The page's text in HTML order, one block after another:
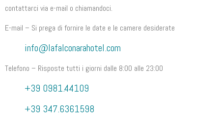
contattarci via e-mail o chiamandoci.
E-mail – Si prega di fornire le date e le camere desiderate
info@lafalconarahotel.com
Telefono – Risposte tutti i giorni dalle 8:00 alle 23:00
+39 0981.44109
+39 347.6361598